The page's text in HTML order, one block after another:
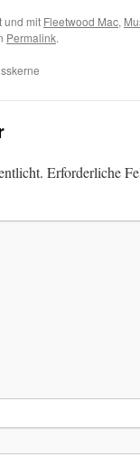
und mit Fleetwood Mac,
Permalink.
Erforderliche